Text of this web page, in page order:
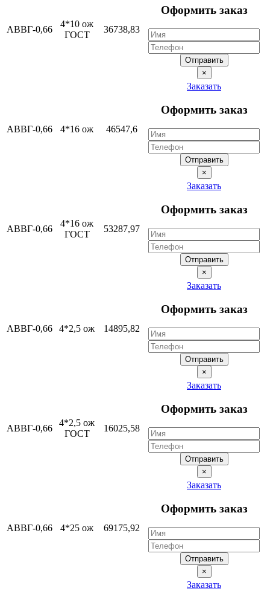
АВВГ-0,66
4*10 ож
ГОСТ
36738,83
Оформить заказ
Отправить
×
АВВГ-0,66 4*16 ож 46547,6
Заказать
Оформить заказ
Отправить
×
АВВГ-0,66
4*16 ож
ГОСТ
53287,97
Заказать
Оформить заказ
Отправить
×
АВВГ-0,66 4*2,5 ож 14895,82
Заказать
Оформить заказ
Отправить
×
АВВГ-0,66
4*2,5 ож
ГОСТ
16025,58
Заказать
Оформить заказ
Отправить
×
АВВГ-0,66 4*25 ож 69175,92
Заказать
Оформить заказ
Отправить
×
Заказать